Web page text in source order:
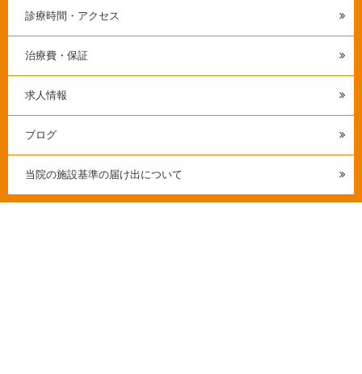
診療時間・アクセス
治療費・保証
求人情報
ブログ
当院の施設基準の届け出について